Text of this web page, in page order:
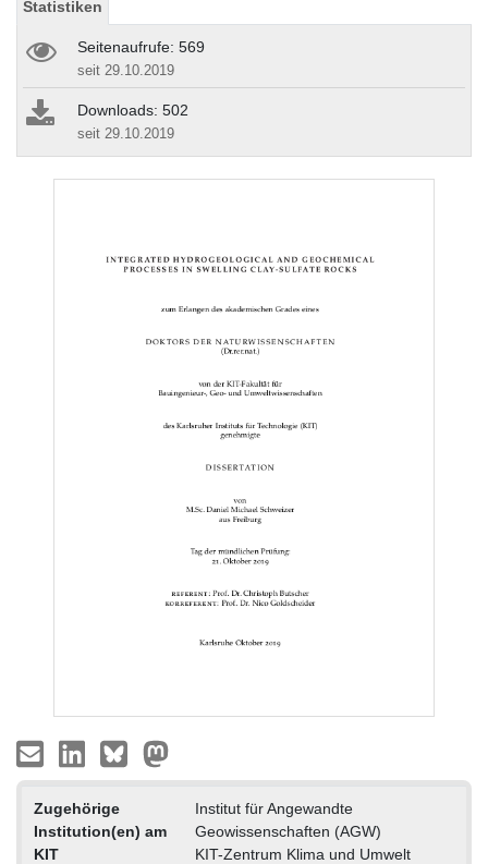
Statistiken
Seitenaufrufe: 569
seit 29.10.2019
Downloads: 502
seit 29.10.2019
Zugehörige
Institution(en) am
KIT
Institut für Angewandte
Geowissenschaften (AGW)
KIT-Zentrum Klima und Umwelt